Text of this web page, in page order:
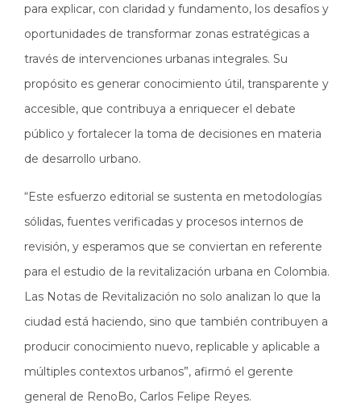
para explicar, con claridad y fundamento, los desafíos y
oportunidades de transformar zonas estratégicas a
través de intervenciones urbanas integrales. Su
propósito es generar conocimiento útil, transparente y
accesible, que contribuya a enriquecer el debate
público y fortalecer la toma de decisiones en materia
de desarrollo urbano.
“Este esfuerzo editorial se sustenta en metodologías
sólidas, fuentes verificadas y procesos internos de
revisión, y esperamos que se conviertan en referente
para el estudio de la revitalización urbana en Colombia.
Las Notas de Revitalización no solo analizan lo que la
ciudad está haciendo, sino que también contribuyen a
producir conocimiento nuevo, replicable y aplicable a
múltiples contextos urbanos”, afirmó el gerente
general de RenoBo, Carlos Felipe Reyes.